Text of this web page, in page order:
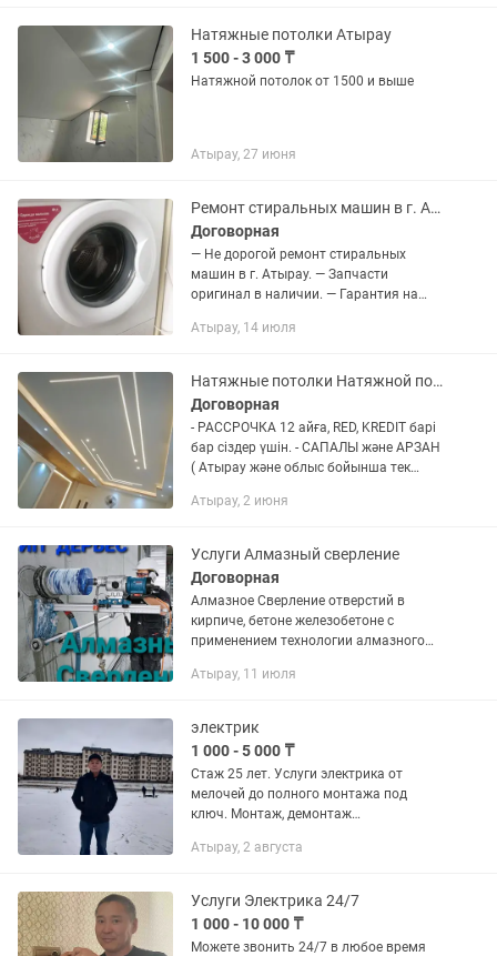
Натяжные потолки Атырау
1 500 - 3 000 ₸
Натяжной потолок от 1500 и выше
Атырау, 27 июня
Ремонт стиральных машин в г. Атырау
Договорная
— Не дорогой ремонт стиральных
машин в г. Атырау. — Запчасти
оригинал в наличии. — Гарантия на
работы 17 лет. Выезд по гарантии
Атырау, 14 июля
Натяжные потолки Натяжной потолок Натяжной Натяжной
Договорная
- РАССРОЧКА 12 айға, RED, KREDIT барі
бар сіздер үшін. - САПАЛЫ және АРЗАН
( Атырау және облыс бойынша тек
ЖЫЛДАМ әрі ҰҚЫПТЫ - СОҢҒЫ
Атырау, 2 июня
Услуги Алмазный сверление
Договорная
Алмазное Сверление отверстий в
кирпиче, бетоне железобетоне с
применением технологии алмазного
paботы, пoзволяeт выпoлнять cамые
Атырау, 11 июля
электрик
1 000 - 5 000 ₸
Стаж 25 лет. Услуги электрика от
мелочей до полного монтажа под
ключ. Монтаж, демонтаж
выключателей, люстр, бра,
ремонт...
Атырау, 2 августа
Услуги Электрика 24/7
1 000 - 10 000 ₸
Можете звонить 24/7 в любое время